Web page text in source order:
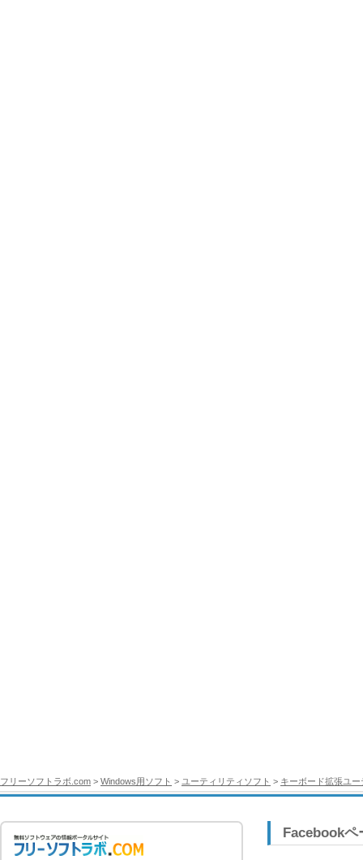
フリーソフトラボ.com > Windows用ソフト > ユーティリティソフト > キーボード拡張ユ
Facebookペ